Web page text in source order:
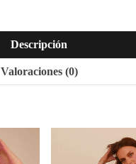
Descripción
Valoraciones (0)